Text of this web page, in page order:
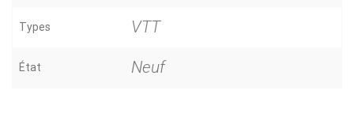
Types VTT
État Neuf